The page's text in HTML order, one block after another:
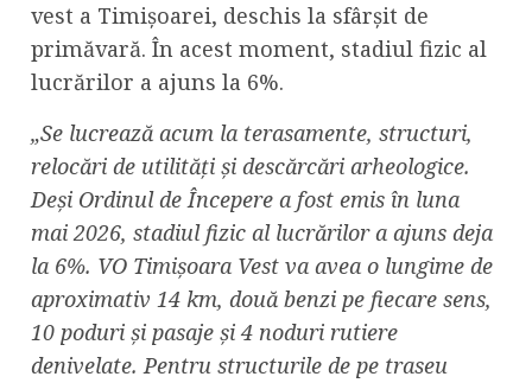
vest a Timişoarei, deschis la sfârşit de
primăvară. În acest moment, stadiul fizic al
lucrărilor a ajuns la 6%.
„Se lucrează acum la terasamente, structuri,
relocări de utilități și descărcări arheologice.
Deși Ordinul de Începere a fost emis în luna
mai 2026, stadiul fizic al lucrărilor a ajuns deja
la 6%. VO Timișoara Vest va avea o lungime de
aproximativ 14 km, două benzi pe fiecare sens,
10 poduri și pasaje și 4 noduri rutiere
denivelate. Pentru structurile de pe traseu